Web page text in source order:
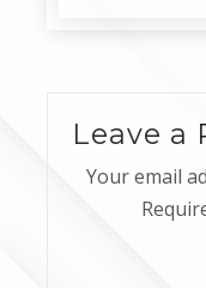
Leave a
Your email